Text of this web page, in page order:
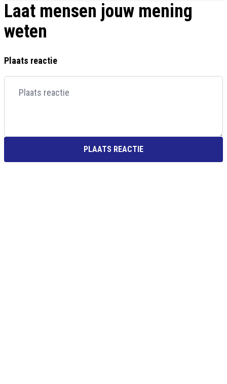
Laat mensen jouw mening
weten
Plaats reactie
PLAATS REACTIE